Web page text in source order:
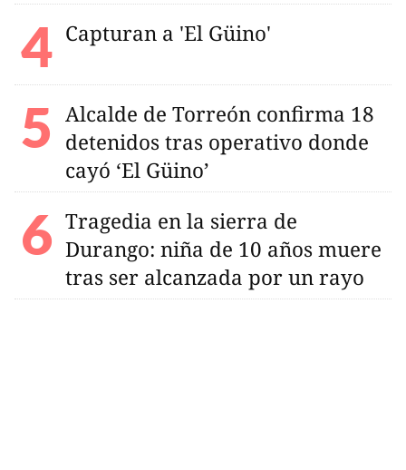
Capturan a 'El Güino'
Alcalde de Torreón confirma 18
detenidos tras operativo donde
cayó ‘El Güino’
Tragedia en la sierra de
Durango: niña de 10 años muere
tras ser alcanzada por un rayo